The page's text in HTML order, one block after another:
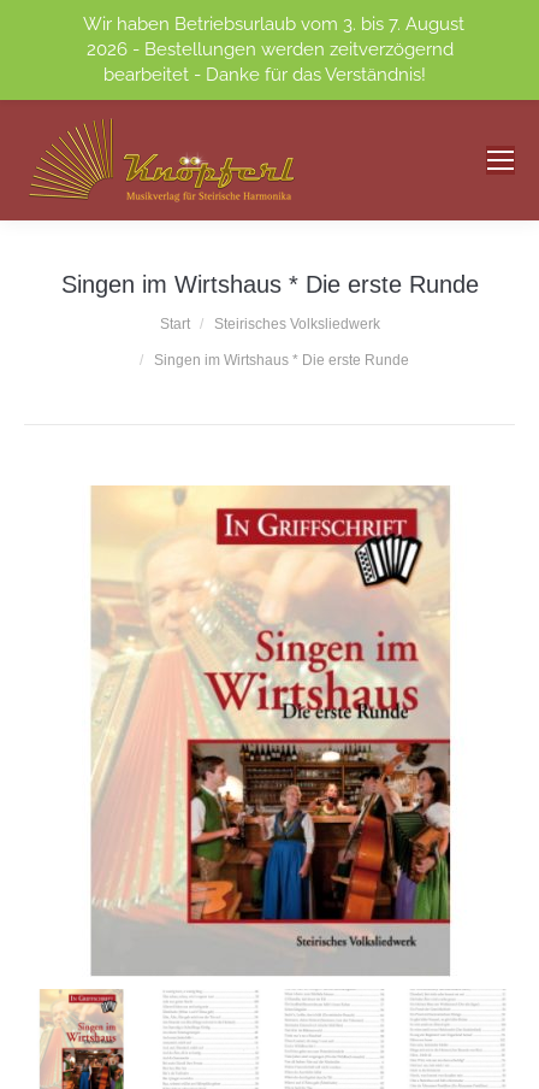
Singen im Wirtshaus * Die erste Runde
Sie befinden sich hier:
Start Steirisches Volksliedwerk
Singen im Wirtshaus * Die erste Runde
Wir haben Betriebsurlaub vom 3. bis 7. August
2026 - Bestellungen werden zeitverzögernd
bearbeitet - Danke für das Verständnis!